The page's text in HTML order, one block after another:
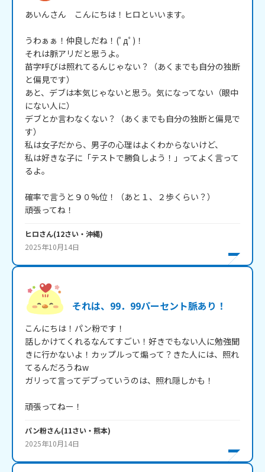
あいんさん　こんにちは！ヒロといいます。
うわぁぁ！仲良しだね！(ﾟдﾟ)！
それは脈アリだと思うよ。
苗字呼びは照れてるんじゃない？（あくまでも自分の独断
と偏見です）
あと、デブは本気じゃないと思う。気になってない（眼中
にない人に）
デブとか言わなくない？（あくまでも自分の独断と偏見で
す）
私は女子だから、男子の心理はよくわからないけど、
私は好きな子に「テストで勝負しよう！」ってよく言って
るよ。
確率で言うと９０%位！（あと１、２歩くらい？）
頑張ってね！
ヒロさん(12さい・ 沖縄)
2025年10月14日
それは、99．99パーセント脈あり！
こんにちは！パン粉です！
話しかけてくれるなんてすごい！好きでもない人に勉強聞
きに行かないよ！カップルって煽って？きた人には、照れ
てるんだろうねw
ガリって言ってデブっていうのは、照れ隠しかも！
頑張ってねー！
パン粉さん(11さい・ 熊本)
2025年10月14日